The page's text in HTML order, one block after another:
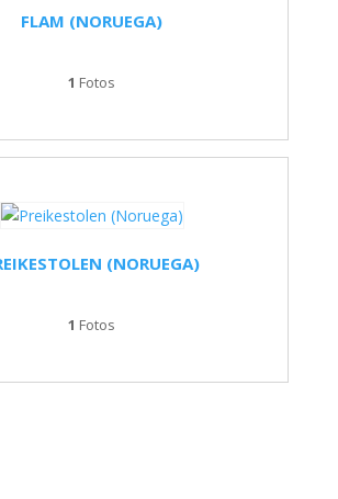
FLAM (NORUEGA)
1 Fotos
(NORUEGA)
1 Fotos